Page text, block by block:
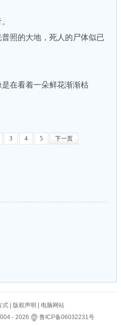
照的大地，死人的尸体似已
在看着一朵鲜花渐渐枯
3 4 5 下一页
式 版权声明
电脑网站
- 2026 鲁ICP备06032231号